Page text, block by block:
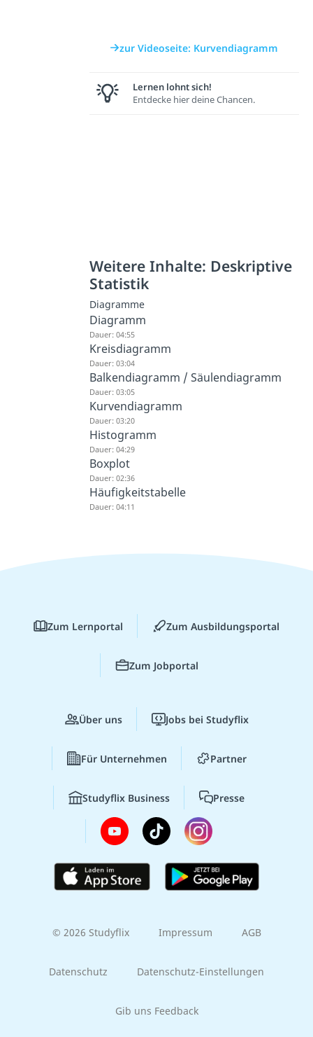
zur Videoseite: Kurvendiagramm
Lernen lohnt sich!
Entdecke hier deine Chancen.
Weitere Inhalte: Deskriptive
Statistik
Diagramme
Diagramm
Dauer: 04:55
Kreisdiagramm
Dauer: 03:04
Balkendiagramm / Säulendiagramm
Dauer: 03:05
Kurvendiagramm
Dauer: 03:20
Histogramm
Dauer: 04:29
Boxplot
Dauer: 02:36
Häufigkeitstabelle
Dauer: 04:11
Zum Lernportal Zum Ausbildungsportal
Zum Jobportal
Über uns Jobs bei Studyflix
Für Unternehmen Partner
Studyflix Business Presse
© 2026 Studyflix Impressum AGB
Datenschutz Datenschutz-Einstellungen
Gib uns Feedback